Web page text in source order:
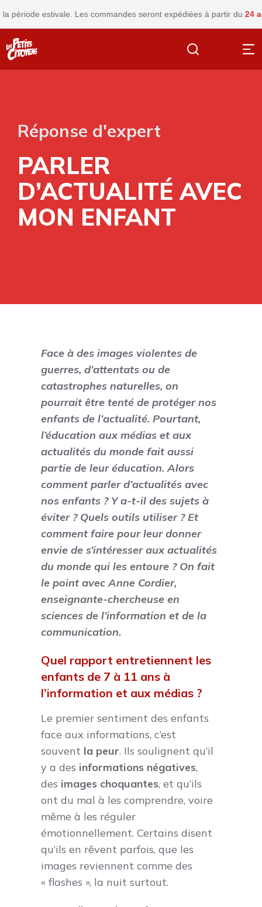
Les commandes seront expédiées à partir du24 août
Réponse d'expert
PARLER
D’ACTUALITÉ AVEC
MON ENFANT
Face à des images violentes de
guerres, d’attentats ou de
catastrophes naturelles, on
pourrait être tenté de protéger nos
enfants de l’actualité. Pourtant,
l’éducation aux médias et aux
actualités du monde fait aussi
partie de leur éducation. Alors
comment parler d’actualités avec
nos enfants ? Y a-t-il des sujets à
éviter ? Quels outils utiliser ? Et
comment faire pour leur donner
envie de s’intéresser aux actualités
du monde qui les entoure ? On fait
le point avec Anne Cordier,
enseignante-chercheuse en
sciences de l’information et de la
communication.
Quel rapport entretiennent les
enfants de 7 à 11 ans à
l’information et aux médias ?
Le premier sentiment des enfants
face aux informations, c’est
souvent la peur. Ils soulignent qu’il
y a des informations négatives,
des images choquantes, et qu’ils
ont du mal à les comprendre, voire
même à les réguler
émotionnellement. Certains disent
qu’ils en rêvent parfois, que les
images reviennent comme des
« flashes », la nuit surtout.